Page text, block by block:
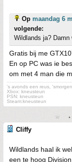
Op maandag 6
volgende:
Wildlands ja?
Gratis bij me
En op PC was ie
om met 4 man die
's avonds een reus,
Xbox: kneusteun
PSN: kneusteun
Steam:kneusteun
Cliffy
Wildlands haal ik
een te hoog Division